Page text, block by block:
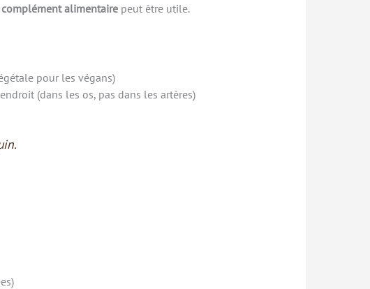
complément alimentairepeut être utile.
pour les végans)
(dans les os, pas dans les artères)